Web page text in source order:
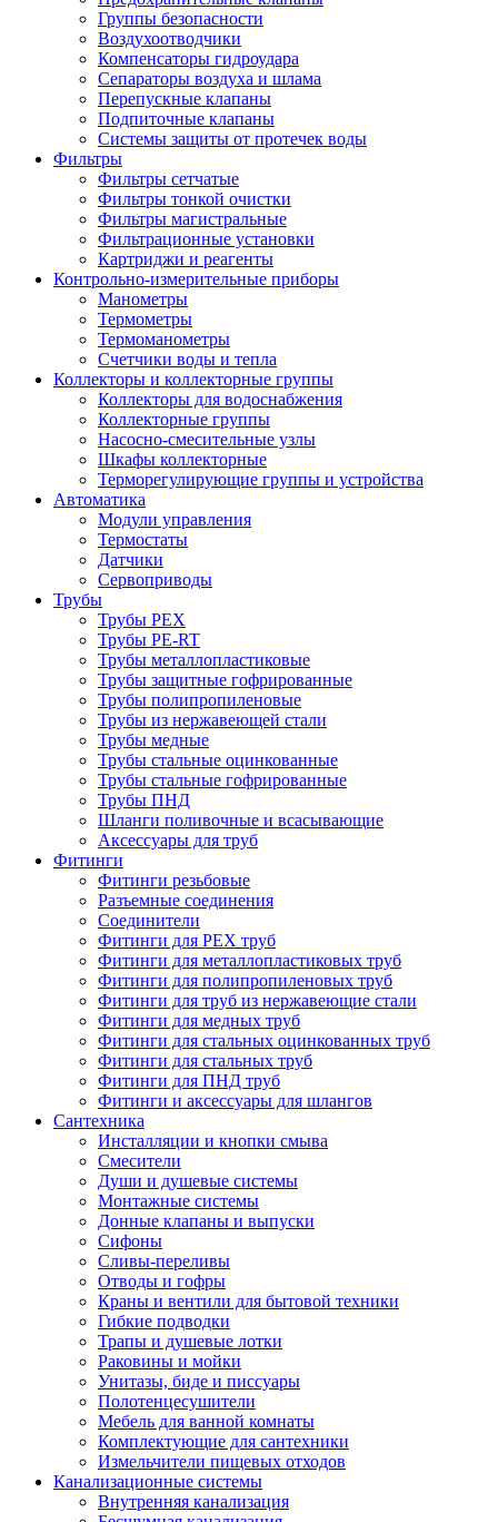
Группы безопасности
Воздухоотводчики
Компенсаторы гидроудара
Сепараторы воздуха и шлама
Перепускные клапаны
Подпиточные клапаны
Системы защиты от протечек воды
Фильтры
Фильтры сетчатые
Фильтры тонкой очистки
Фильтры магистральные
Фильтрационные установки
Картриджи и реагенты
Контрольно-измерительные приборы
Манометры
Термометры
Термоманометры
Счетчики воды и тепла
Коллекторы и коллекторные группы
Коллекторы для водоснабжения
Коллекторные группы
Насосно-смесительные узлы
Шкафы коллекторные
Терморегулирующие группы и устройства
Автоматика
Модули управления
Термостаты
Датчики
Сервоприводы
Трубы
Трубы PEX
Трубы PE-RT
Трубы металлопластиковые
Трубы защитные гофрированные
Трубы полипропиленовые
Трубы из нержавеющей стали
Трубы медные
Трубы стальные оцинкованные
Трубы стальные гофрированные
Трубы ПНД
Шланги поливочные и всасывающие
Аксессуары для труб
Фитинги
Фитинги резьбовые
Разъемные соединения
Соединители
Фитинги для PEX труб
Фитинги для металлопластиковых труб
Фитинги для полипропиленовых труб
Фитинги для труб из нержавеющие стали
Фитинги для медных труб
Фитинги для стальных оцинкованных труб
Фитинги для стальных труб
Фитинги для ПНД труб
Фитинги и аксессуары для шлангов
Сантехника
Инсталляции и кнопки смыва
Смесители
Души и душевые системы
Монтажные системы
Донные клапаны и выпуски
Сифоны
Сливы-переливы
Отводы и гофры
Краны и вентили для бытовой техники
Гибкие подводки
Трапы и душевые лотки
Раковины и мойки
Унитазы, биде и писсуары
Полотенцесушители
Мебель для ванной комнаты
Комплектующие для сантехники
Измельчители пищевых отходов
Канализационные системы
Внутренняя канализация